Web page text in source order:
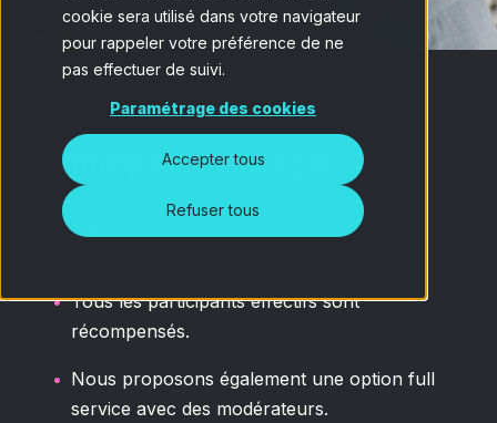
cookie sera utilisé dans votre navigateur
pour rappeler votre préférence de ne
pas effectuer de suivi.
Paramétrage des cookies
Accepter tous
Refuser tous
Principaux avantages
Gagnez du temps grâce à nos enquêtes
Tous les participants effectifs sont
récompensés.
Nous proposons également une option full
service avec des modérateurs.